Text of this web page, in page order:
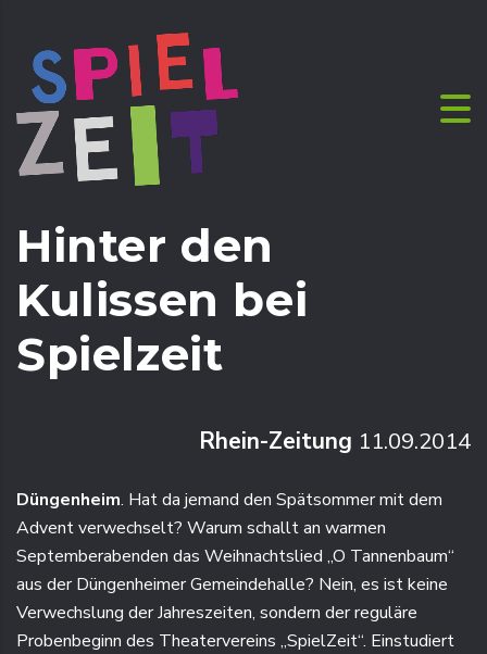
Hinter den
Kulissen bei
Spielzeit
Rhein-Zeitung 11.09.2014
Düngenheim. Hat da jemand den Spätsommer mit dem
Advent verwechselt? Warum schallt an warmen
Septemberabenden das Weihnachtslied „O Tannenbaum“
aus der Düngenheimer Gemeindehalle? Nein, es ist keine
Verwechslung der Jahreszeiten, sondern der reguläre
Probenbeginn des Theatervereins „SpielZeit“. Einstudiert